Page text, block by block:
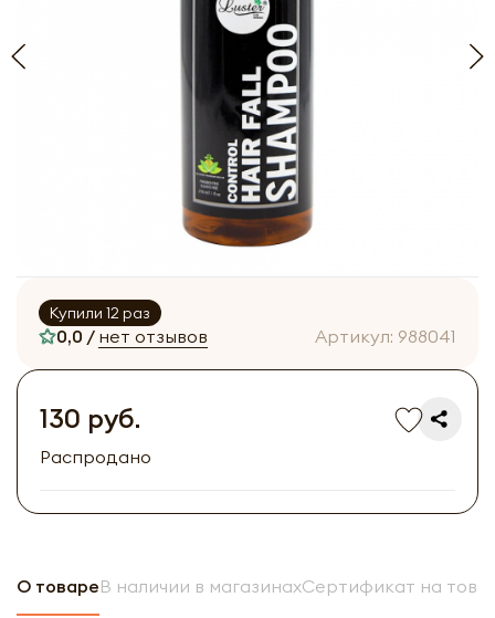
Купили 12 раз
0,0 / нет отзывов Артикул: 988041
130 руб.
Распродано
О товареВ наличии в магазинахСертификат на